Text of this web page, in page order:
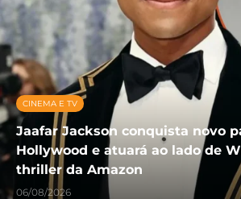
CINEMA E TV
Jaafar Jackson conquista novo
Hollywood e atuará ao lado de
thriller da Amazon
06/08/2026